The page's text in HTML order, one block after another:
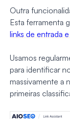
Outra
Esta ferramenta
links de entrada e
Usamos
para identificar
massivamente a
primeiras